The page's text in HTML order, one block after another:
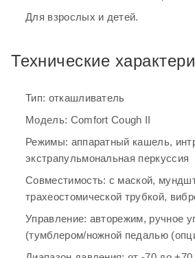
Диапазон давления: от -70 до +70
Длительность вдоха/выдоха/
циклов в минуту
Осцилляция на вдохе и выдохе:
Триггеры: до 9 ступеней
Уровни дыхательного потока: Low
Запись параметров терапии: SD-
Размеры: 28 х 24 х 21 см
Веc: 4,6 кг
Для взрослых и детей.
Технические
Тип: откашливатель
Модель: Comfort Cough II
Режимы: аппаратный кашель,
экстрапульмональная перкуссия
Совместимость: с маской,
трахеостомической трубкой,
Управление: авторежим, ручное
(тумблером/ножной педалью